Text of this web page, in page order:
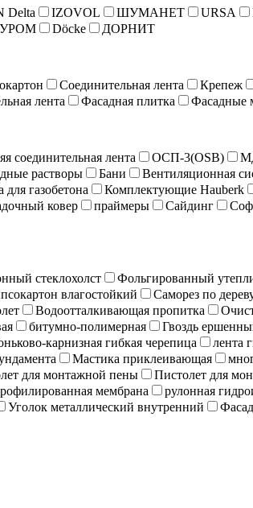
Delta IZOVOL ШУМАНЕТ URSA
Döcke
ДОРНИТ
Соединительная лента Крепеж
лента Фасадная плитка
Фасадные
соединительная лента ОСП-3(OSB)
растворы Бани Вентиляционная
газобетона Комплектующие Hauberk
ковер праймеры Сайдинг
стеклохолст Фольгированный
влагостойкий Саморез по
Водоотталкивающая пропитка
битумно-полимерная
Гвоздь
карнизная гибкая черепица
лента
Мастика приклеивающая
для монтажной пены
Пистолет для
мембрана
рулонная
Уголок металлический внутренний